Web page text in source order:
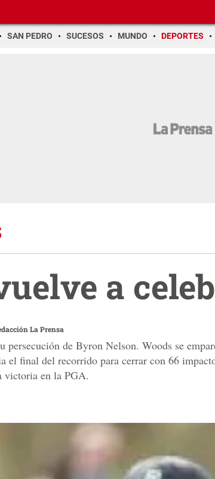
SAN PEDRO SUCESOS MUNDO DEPORTES
a
La Prensa
persecución de Byron Nelson. Woods se
el final del recorrido para cerrar con 66
victoria en la PGA.